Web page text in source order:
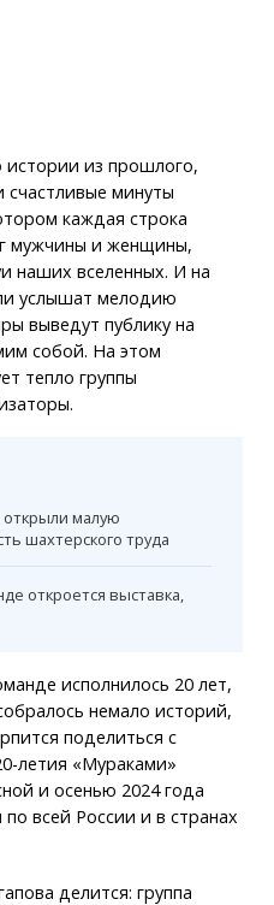
из прошлого,
счастливые минуты
каждая строка
мужчины и женщины,
наших вселенных. И на
услышат мелодию
выведут публику на
собой. На этом
тепло группы
открыли малую
шахтерского труда
откроется выставка,
исполнилось 20 лет,
немало историй,
поделиться с
летия «Мураками»
и осенью 2024 года
всей России и в странах
делится: группа